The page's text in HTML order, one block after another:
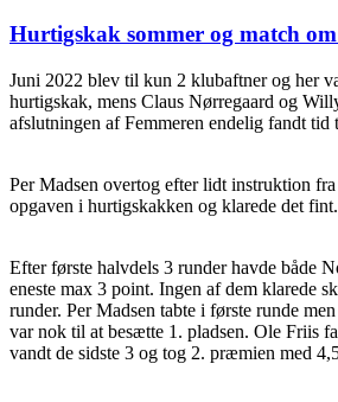
Hurtigskak sommer og match
Juni 2022 blev til kun 2 klubaftner og her
hurtigskak, mens Claus Nørregaard og
afslutningen af Femmeren endelig fandt tid
Per Madsen overtog efter lidt instruktion
opgaven i hurtigskakken og klarede det fint.
Efter første halvdels 3 runder havde både
eneste max 3 point. Ingen af dem klarede
runder. Per Madsen tabte i første runde
var nok til at besætte 1. pladsen. Ole Friis
vandt de sidste 3 og tog 2. præmien med